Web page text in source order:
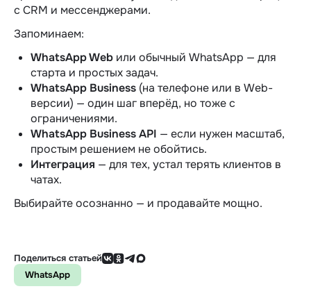
с CRM и мессенджерами.
Запоминаем:
WhatsApp Web или обычный WhatsApp — для
старта и простых задач.
WhatsApp Business (на телефоне или в Web-
версии) — один шаг вперёд, но тоже с
ограничениями.
WhatsApp Business API — если нужен масштаб,
простым решением не обойтись.
Интеграция — для тех, устал терять клиентов в
чатах.
Выбирайте осознанно — и продавайте мощно.
Поделиться статьей
WhatsApp